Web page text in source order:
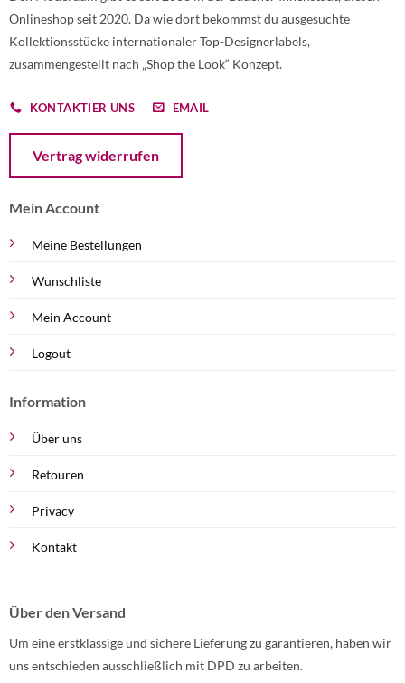
Onlineshop seit 2020. Da wie dort bekommst du ausgesuchte
Kollektionsstücke internationaler Top-Designerlabels,
zusammengestellt nach „Shop the Look“ Konzept.
KONTAKTIER UNS EMAIL
Vertrag widerrufen
Mein Account
Meine Bestellungen
Wunschliste
Mein Account
Logout
Information
Über uns
Retouren
Privacy
Kontakt
Über den Versand
Um eine erstklassige und sichere Lieferung zu garantieren, haben wir
uns entschieden ausschließlich mit DPD zu arbeiten.